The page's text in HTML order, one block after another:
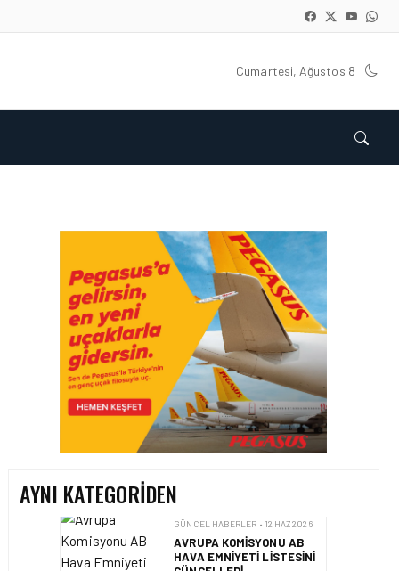
Cumartesi, Ağustos 8
AYNI KATEGORIDEN
GÜNCEL HABERLER • 22 TEM 2026
OKYANUSU KÜREK
ÇEKEREK AŞACAK İLK
TÜRK TAKIMINA GURUR
DOLU DESTEK!
AVRUPA KOMISYONU AB
HAVA EMNIYETI LISTESINI
GÜNCELLEDI